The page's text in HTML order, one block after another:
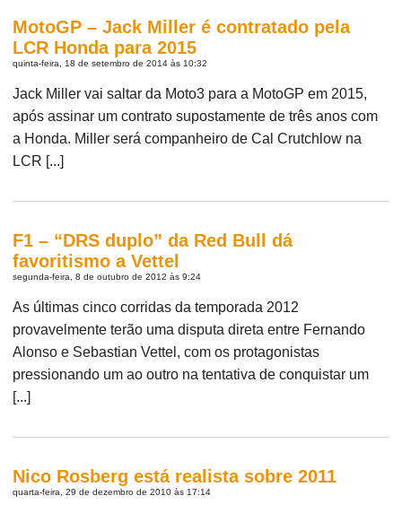
MotoGP – Jack Miller é contratado pela
LCR Honda para 2015
quinta-feira, 18 de setembro de 2014 às 10:32
Jack Miller vai saltar da Moto3 para a MotoGP em 2015,
após assinar um contrato supostamente de três anos com
a Honda. Miller será companheiro de Cal Crutchlow na
LCR [...]
F1 – “DRS duplo” da Red Bull dá
favoritismo a Vettel
segunda-feira, 8 de outubro de 2012 às 9:24
As últimas cinco corridas da temporada 2012
provavelmente terão uma disputa direta entre Fernando
Alonso e Sebastian Vettel, com os protagonistas
pressionando um ao outro na tentativa de conquistar um
[...]
Nico Rosberg está realista sobre 2011
quarta-feira, 29 de dezembro de 2010 às 17:14